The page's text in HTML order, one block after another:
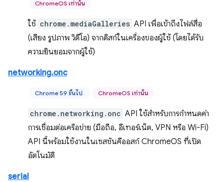
ChromeOS เท่านั้น
ใช้ chrome.mediaGalleries API เพื่อเข้าถึงไฟล์สื่อ
(เสียง รูปภาพ วิดีโอ) จากดิสก์ในเครื่องของผู้ใช้ (โดยได้รับ
ความยินยอมจากผู้ใช้)
networking.onc
Chrome 59 ขึ้นไป ChromeOS เท่านั้น
chrome.networking.onc API ใช้สำหรับการกำหนดค่า
การเชื่อมต่อเครือข่าย (มือถือ, อีเทอร์เน็ต, VPN หรือ Wi-Fi)
API นี้พร้อมใช้งานในเซสชันคีออสก์ ChromeOS ที่เปิด
อัตโนมัติ
serial